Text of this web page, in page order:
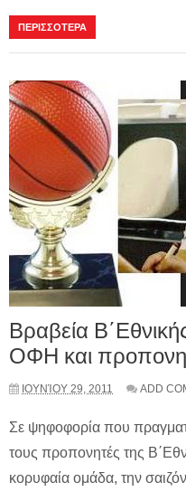
ΠΕΡΙΣΣΟΤΕΡΑ
Βραβεία
ΟΦΗ και
ΙΟΥΝΊΟΥ 29, 2011 ADD
Σε ψηφοφορία που
τους προπονητές της
κορυφαία ομάδα, την